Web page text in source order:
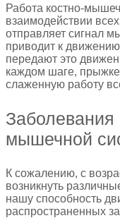
Работа костно-
взаимодействии
отправляет сигнал
приводит к
передают это
каждом шаге,
слаженную работу
мышечной
К сожалению, с
возникнуть
нашу способность
распространенных